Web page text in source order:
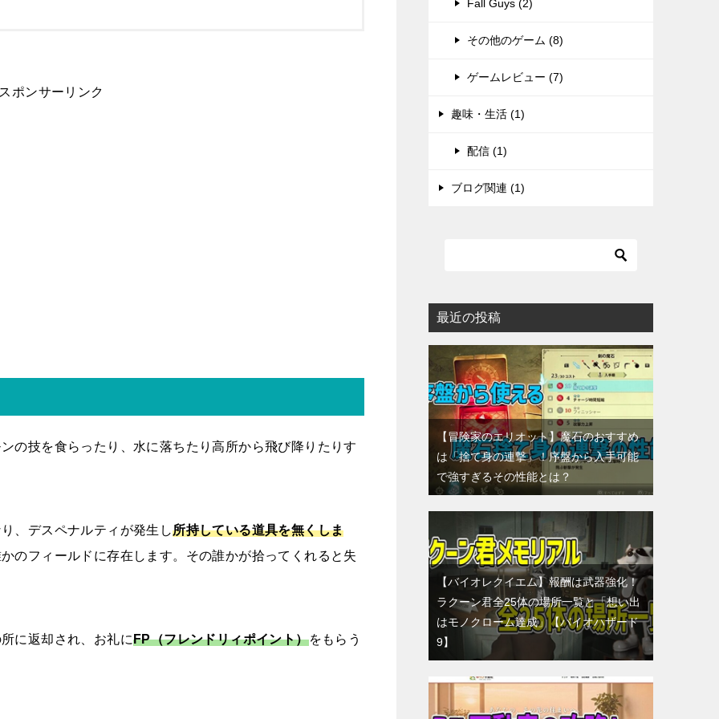
ポンサーリンク
の技を食らったり、水に落ちたり高所から飛び降りたりす
、デスペナルティが発生し所持している道具を無くしま
のフィールドに存在します。その誰かが拾ってくれると失
に返却され、お礼にFP（フレンドリィポイント）をもらう
Fall Guys (2)
その他のゲーム (8)
ゲームレビュー (7)
趣味・生活 (1)
配信 (1)
ブログ関連 (1)
最近の投稿
【冒険家のエリオット】魔石のおすすめ
は「捨て身の連撃」！序盤から入手可能
で強すぎるその性能とは？
【バイオレクイエム】報酬は武器強化！
ラクーン君全25体の場所一覧と「想い出
はモノクローム達成」【バイオハザード
9】